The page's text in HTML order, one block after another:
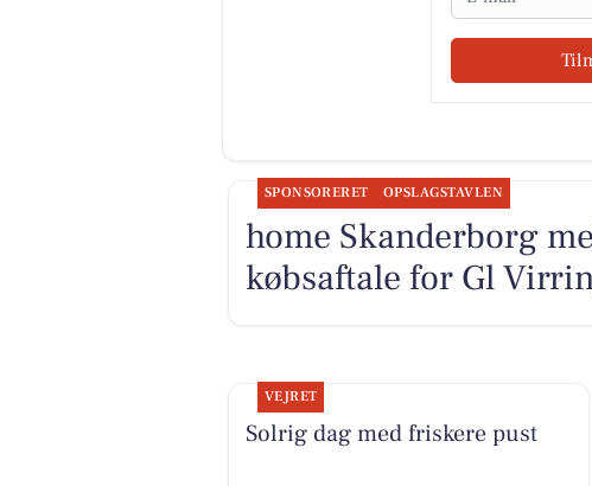
SPONSORERET OPSLAGSTAVLEN
home Skanderborg
købsaftale for Gl
VEJRET
Solrig dag med friskere pust